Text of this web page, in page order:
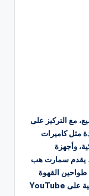
مع التركيز على
مثل كاميرات
وأجهزة
يقدم سمارت هب
القهوة
وإكسسوارات الجوالات، مدعومة بتقييمات إيجابية على YouTube